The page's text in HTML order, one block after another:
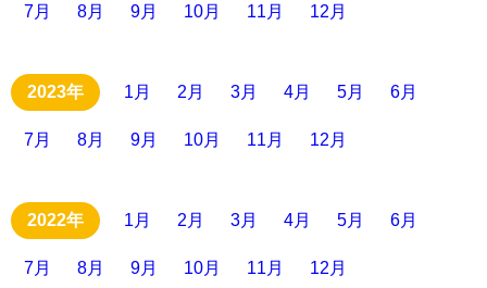
7月 8月 9月 10月 11月 12月
1月 2月 3月 4月 5月 6月
7月 8月 9月 10月 11月 12月
1月 2月 3月 4月 5月 6月
7月 8月 9月 10月 11月 12月